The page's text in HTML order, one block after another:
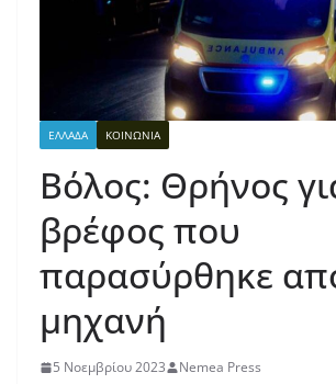
ΕΛΛΑΔΑ ΚΟΙΝΩΝΙΑ
Βόλος: Θρήνος
βρέφος που
παρασύρθηκε
μηχανή
5 Νοεμβρίου 2023 Nemea Press